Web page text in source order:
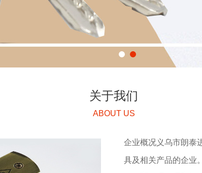
1 2
关于我们
ABOUT US
企业概况义乌市朗泰
具及相关产品的企业